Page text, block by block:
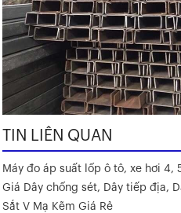
TIN LIÊN QUAN
Máy đo áp suất lốp ô tô, xe hơi 4,
Giá Dây chống sét, Dây tiếp địa,
Sắt V Mạ Kẽm Giá Rẻ